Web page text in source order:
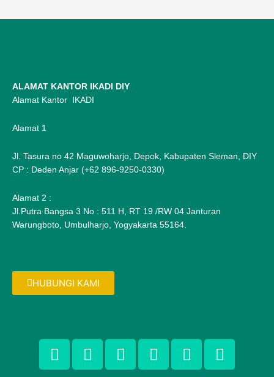
ALAMAT KANTOR IKADI DIY
Alamat Kantor IKADI
Alamat 1
Jl. Tasura no 42 Maguwoharjo, Depok, Kabupaten Sleman, DIY
CP : Deden Anjar (+62 896-9250-0330)
Alamat 2 :
Jl.Putra Bangsa 3 No : 511 H, RT 19 /RW 04 Janturan
Warungboto, Umbulharjo, Yogyakarta 55164.
HUBUNGI KAMI
F
a
c
T
w
i
G
o
o
P
i
n
I
n
s
F
l
i